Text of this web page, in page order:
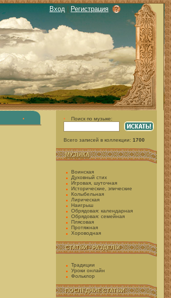
Вход Регистрация
• •Поиск по музыке:
Всего записей в коллекции: 1700
МУЗЫКА
Воинская
Духовный стих
Игровая, шуточная
Исторические, эпические
Колыбельная
Лирическая
Наигрыш
Обрядовая: календарная
Обрядовая: семейная
Плясовая
Протяжная
Хороводная
СТАТЬИ - РАЗДЕЛЫ
Традиции
Уроки онлайн
Фольклор
ПОСЛЕДНИЕ СТАТЬИ